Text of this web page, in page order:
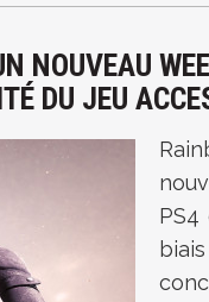
NOUVEAU
DU JEU